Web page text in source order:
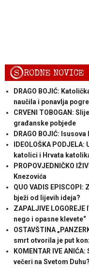
SRODNE NOVICE
DRAGO BOJIĆ:
naučila i ponavlja
CRVENI TOBOGAN:
građanske pobjede
DRAGO BOJIĆ:
IDEOLOŠKA
katolici i Hrvata
PROPOVJEDNIČKO
Knezovića
QUO VADIS
bježi od lijevih ideja?
ZAPALJIVE
nego i opasne klevete“
OSTAVŠTINA
smrt otvorila je put
KOMENTAR IVE
večeri na Svetom Duhu?